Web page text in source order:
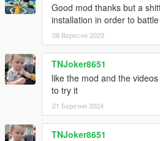
Good mod thanks but a
installation in order to battle
08 Вересня 2023
TNJoker8651
like the mod and the
to try it
21 Березня 2024
TNJoker8651